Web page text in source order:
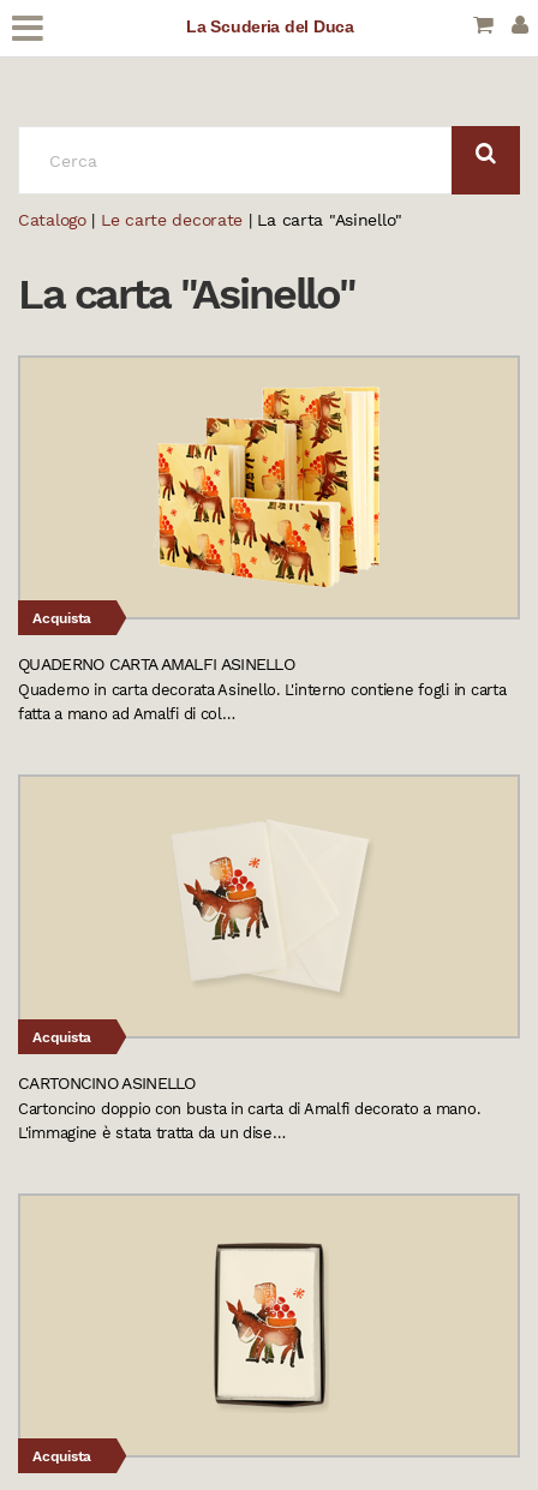
La Scuderia del Duca
Catalogo| Le carte decorate | La carta "Asinello"
La carta "Asinello"
Acquista
QUADERNO CARTA AMALFI ASINELLO
Quaderno in carta decorata Asinello. L'interno contiene fogli in carta
fatta a mano ad Amalfi di col…
Acquista
CARTONCINO ASINELLO
Cartoncino doppio con busta in carta di Amalfi decorato a mano.
L'immagine è stata tratta da un dise…
Acquista